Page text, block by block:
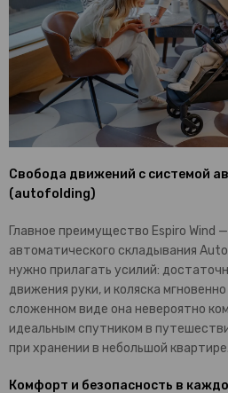
Свобода движений с системой
(autofolding)
Главное преимущество Espiro Wind
автоматического складывания
нужно прилагать усилий:
движения руки, и коляска
сложенном виде она невероятно
идеальным спутником в
при хранении в небольшой квартире.
Комфорт и безопасность в